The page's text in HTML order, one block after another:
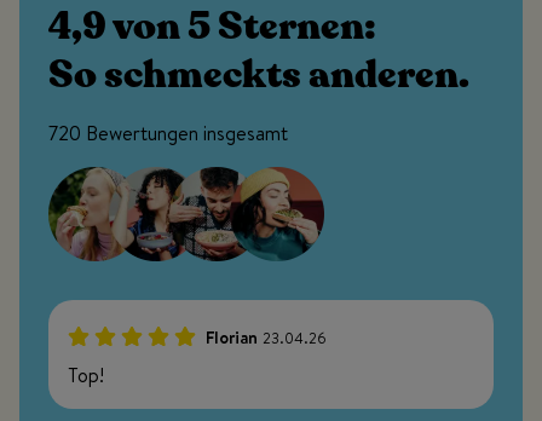
4,9 von 5 Sternen:
So schmeckts anderen.
720 Bewertungen insgesamt
Florian 23.04.26
Top!